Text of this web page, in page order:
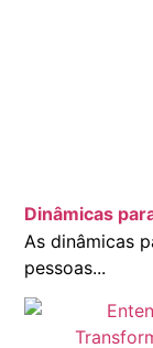
Dinâmicas
As dinâmicas
pessoas...